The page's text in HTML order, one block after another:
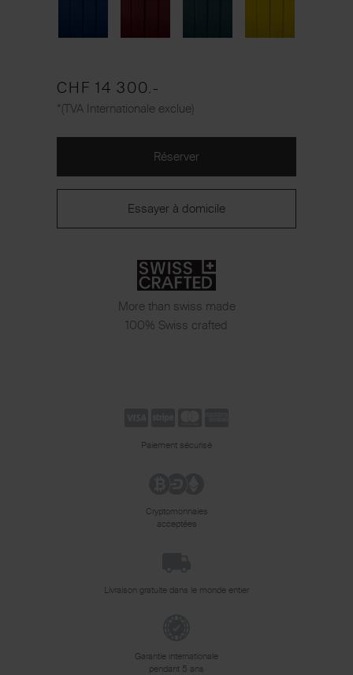
CHF 14 300.-
*(TVA Internationale exclue)
Réserver
Essayer à domicile
More than swiss made
100% Swiss crafted
Paiement sécurisé
Cryptomonnaies
acceptées
Livraison gratuite dans le monde entier
Garantie internationale
pendant 5 ans